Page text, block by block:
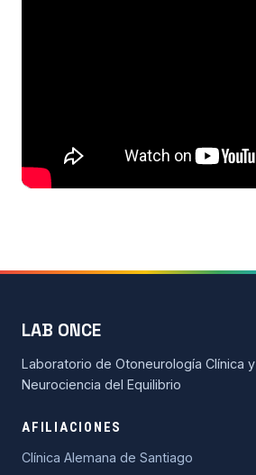
Fisiología básica
Clases on-line
Seminarios de alumnos
Actualidad
Contacto
LAB ONCE
Laboratorio de Otoneurología Clínica y
Neurociencia del Equilibrio
AFILIACIONES
Clínica Alemana de Santiago